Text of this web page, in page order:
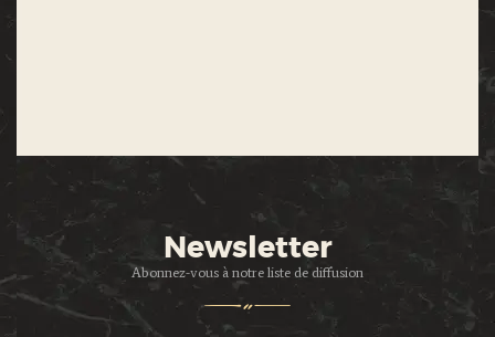
Newsletter
Abonnez-vous à notre liste de diffusion